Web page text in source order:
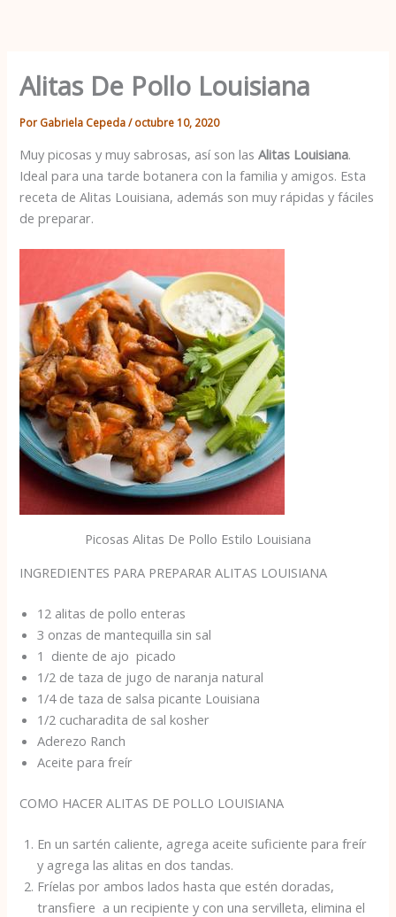
Alitas De Pollo Louisiana
Por Gabriela Cepeda/octubre 10, 2020
Muy picosas y muy sabrosas, así son lasAlitas Louisiana.
Ideal para una tarde botanera con la familia y amigos. Esta
receta de Alitas Louisiana, además son muy rápidas y fáciles
de preparar.
Picosas Alitas De Pollo Estilo Louisiana
INGREDIENTES PARA PREPARAR ALITAS LOUISIANA
12 alitas de pollo enteras
3 onzas de mantequilla sin sal
1 diente de ajo picado
1/2 de taza de jugo de naranja natural
1/4 de taza de salsa picante Louisiana
1/2 cucharadita de sal kosher
Aderezo Ranch
Aceite para freír
COMO HACER ALITAS DE POLLO LOUISIANA
En un sartén caliente, agrega aceite suficiente para freír
y agrega las alitas en dos tandas.
Fríelas por ambos lados hasta que estén doradas,
transfiere a un recipiente y con una servilleta, elimina el